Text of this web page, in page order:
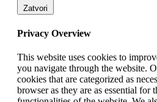
Zatvori
Privacy Overview
This website uses cookies to
you navigate through the website.
cookies that are categorized as
browser as they are as essential for